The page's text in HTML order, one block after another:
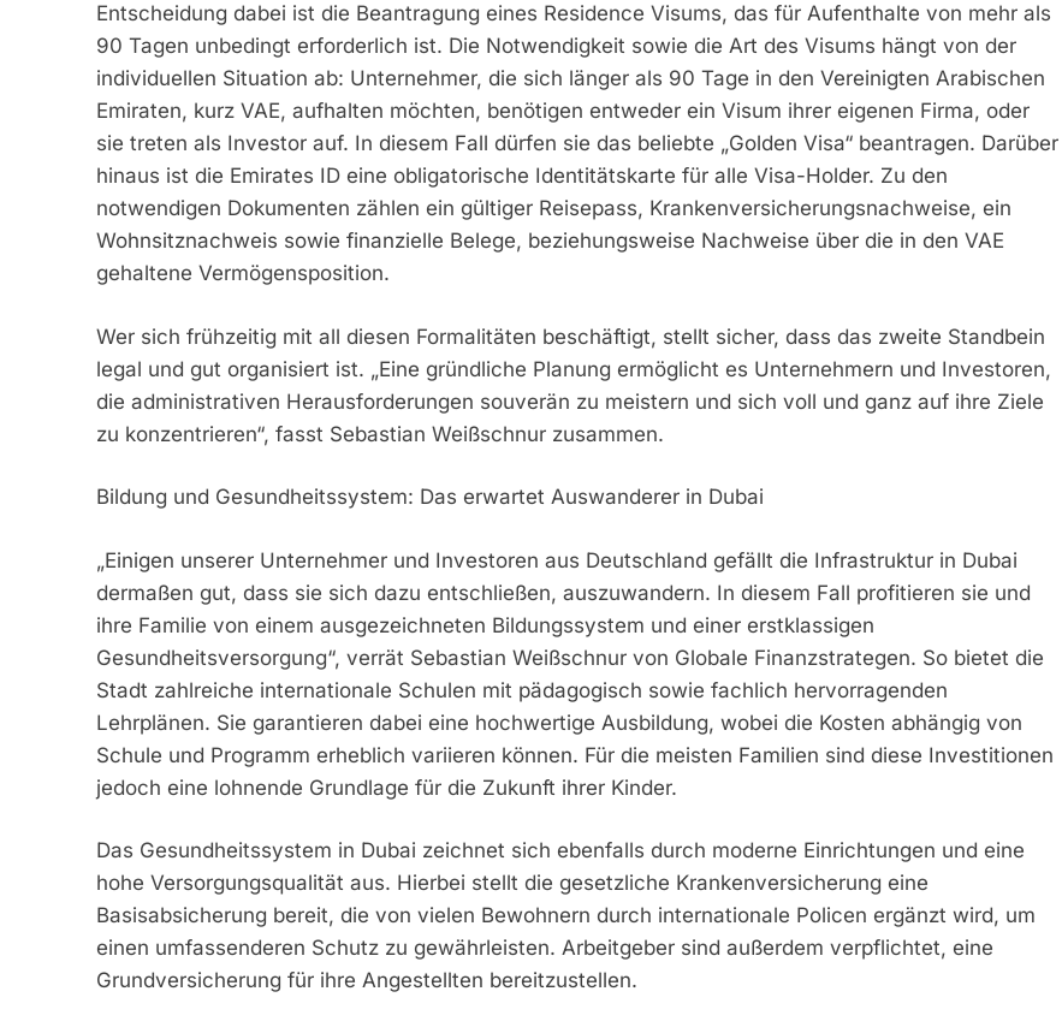
Entscheidung dabei ist die Beantragung eines Residence Visums, das für Aufenthalte von mehr als
90 Tagen unbedingt erforderlich ist. Die Notwendigkeit sowie die Art des Visums hängt von der
individuellen Situation ab: Unternehmer, die sich länger als 90 Tage in den Vereinigten Arabischen
Emiraten, kurz VAE, aufhalten möchten, benötigen entweder ein Visum ihrer eigenen Firma, oder
sie treten als Investor auf. In diesem Fall dürfen sie das beliebte „Golden Visa“ beantragen. Darüber
hinaus ist die Emirates ID eine obligatorische Identitätskarte für alle Visa-Holder. Zu den
notwendigen Dokumenten zählen ein gültiger Reisepass, Krankenversicherungsnachweise, ein
Wohnsitznachweis sowie finanzielle Belege, beziehungsweise Nachweise über die in den VAE
gehaltene Vermögensposition.
Wer sich frühzeitig mit all diesen Formalitäten beschäftigt, stellt sicher, dass das zweite Standbein
legal und gut organisiert ist. „Eine gründliche Planung ermöglicht es Unternehmern und Investoren,
die administrativen Herausforderungen souverän zu meistern und sich voll und ganz auf ihre Ziele
zu konzentrieren“, fasst Sebastian Weißschnur zusammen.
Bildung und Gesundheitssystem: Das erwartet Auswanderer in Dubai
„Einigen unserer Unternehmer und Investoren aus Deutschland gefällt die Infrastruktur in Dubai
dermaßen gut, dass sie sich dazu entschließen, auszuwandern. In diesem Fall profitieren sie und
ihre Familie von einem ausgezeichneten Bildungssystem und einer erstklassigen
Gesundheitsversorgung“, verrät Sebastian Weißschnur von Globale Finanzstrategen. So bietet die
Stadt zahlreiche internationale Schulen mit pädagogisch sowie fachlich hervorragenden
Lehrplänen. Sie garantieren dabei eine hochwertige Ausbildung, wobei die Kosten abhängig von
Schule und Programm erheblich variieren können. Für die meisten Familien sind diese Investitionen
jedoch eine lohnende Grundlage für die Zukunft ihrer Kinder.
Das Gesundheitssystem in Dubai zeichnet sich ebenfalls durch moderne Einrichtungen und eine
hohe Versorgungsqualität aus. Hierbei stellt die gesetzliche Krankenversicherung eine
Basisabsicherung bereit, die von vielen Bewohnern durch internationale Policen ergänzt wird, um
einen umfassenderen Schutz zu gewährleisten. Arbeitgeber sind außerdem verpflichtet, eine
Grundversicherung für ihre Angestellten bereitzustellen.